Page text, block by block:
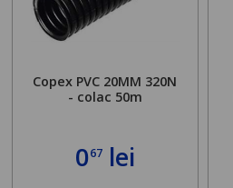
Copex PVC 20MM 320N
- colac 50m
067lei